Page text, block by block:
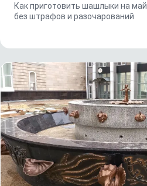
Как приготовить шашлыки на
без штрафов и разочарований